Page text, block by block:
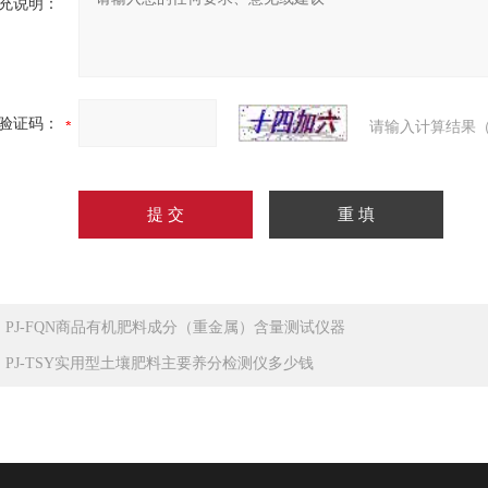
说明：
证码： 请输入计算结果
PJ-FQN商品有机肥料成分（重金属）含量测试仪器
PJ-TSY实用型土壤肥料主要养分检测仪多少钱